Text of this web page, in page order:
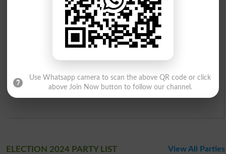
ELECTION 2024 PARTY LIST View All Parties
Use Whatsapp camera to scan the above QR code or click
above Join Now button to follow our channel.